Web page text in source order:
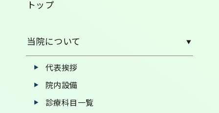
トップ
当院について
代表挨拶
院内設備
診療科目一覧